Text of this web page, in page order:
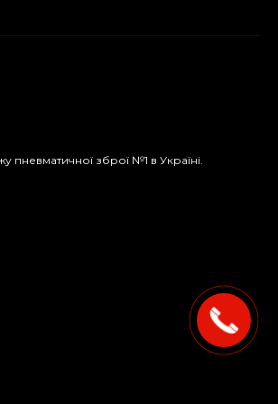
пневматичної зброї №1 в Україні.